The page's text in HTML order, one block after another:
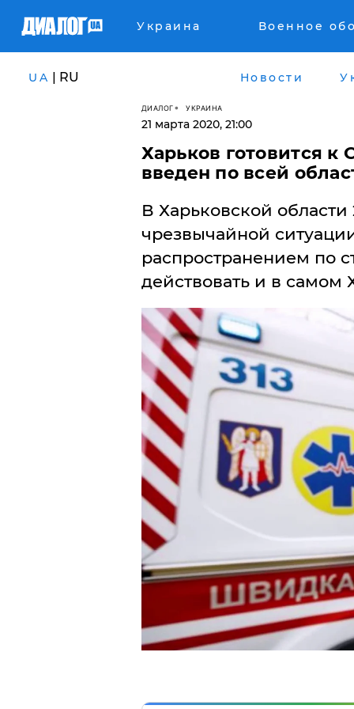
Украина Военное
UA | RU Новости
ДИАЛОГ УКРАИНА
21 марта 2020, 21:00
​Харьков готовится к
введен по всей
В Харьковской
чрезвычайной
распространением по
действовать и в самом